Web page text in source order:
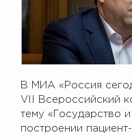
В МИА «Россия
VII Всероссийский
тему «Государство
построении